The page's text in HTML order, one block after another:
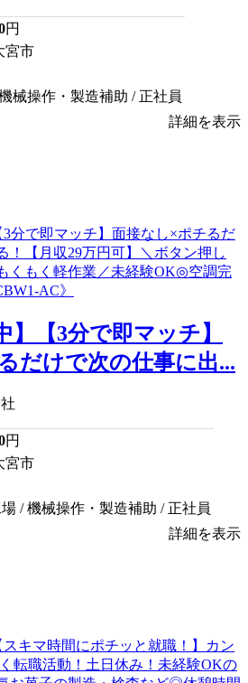
円
宮市
械操作・製造補助 / 正社員
詳細を表示
】【3分で即マッチ】
だけで次の仕事に出...
円
宮市
/ 機械操作・製造補助 / 正社員
詳細を表示